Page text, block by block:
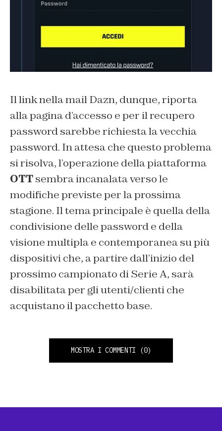
Il link nella mail Dazn, dunque, riporta
alla pagina d’accesso e per il recupero
password sarebbe richiesta la vecchia
password. In attesa che questo problema
si risolva, l’operazione della piattaforma
OTTsembra incanalata verso le
modifiche previste per la prossima
stagione. Il tema principale è quella della
condivisione delle password e della
visione multipla e contemporanea su più
dispositivi che, a partire dall’inizio del
prossimo campionato di Serie A, sarà
disabilitata per gli utenti/clienti che
acquistano il pacchetto base.
MOSTRA I COMMENTI (0)